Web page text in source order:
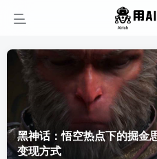
黑神话：悟空热点下的掘金
变现方式